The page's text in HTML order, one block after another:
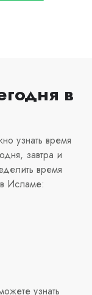
в
узнать время
завтра и
время
в Исламе:
узнать